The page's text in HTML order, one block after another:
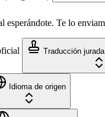
esperándote. Te lo
Traducción
Idioma de origen